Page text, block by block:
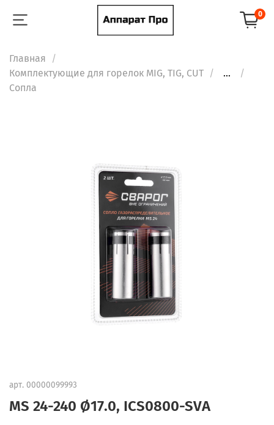
0
Главная
Комплектующие для горелок MIG, TIG, CUT
...
Сопла
арт. 00000099993
MS 24-240 Ø17.0, ICS0800-SVA